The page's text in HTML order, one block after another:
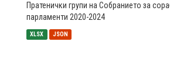
Пратенички групи на Собранието за
парламенти 2020-2024
XLSX JSON